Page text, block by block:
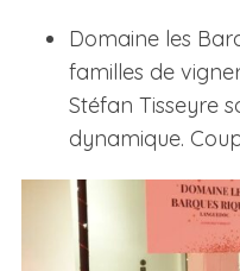
Domaine les
familles de
Stéfan Tisseyre
dynamique.